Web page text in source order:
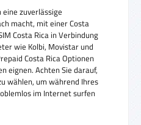
zuverlässige
macht, mit einer Costa
Costa Rica in Verbindung
wie Kolbi, Movistar und
Costa Rica Optionen
eignen. Achten Sie darauf,
wählen, um während Ihres
im Internet surfen